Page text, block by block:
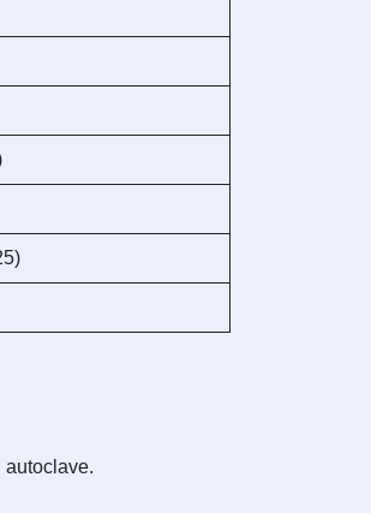
autoclave.